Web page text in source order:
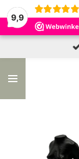
9,9